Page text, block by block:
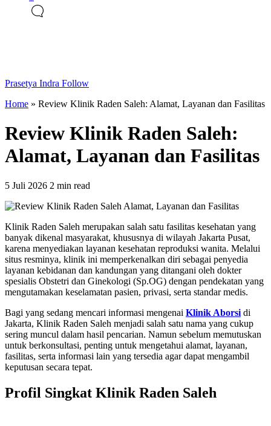
Prasetya Indra Follow
Home » Review Klinik Raden Saleh: Alamat, Layanan dan Fasilitas
Review Klinik Raden Saleh:
Alamat, Layanan dan Fasilitas
5 Juli 2026 2 min read
Klinik Raden Saleh merupakan salah satu fasilitas kesehatan yang
banyak dikenal masyarakat, khususnya di wilayah Jakarta Pusat,
karena menyediakan layanan kesehatan reproduksi wanita. Melalui
situs resminya, klinik ini memperkenalkan diri sebagai penyedia
layanan kebidanan dan kandungan yang ditangani oleh dokter
spesialis Obstetri dan Ginekologi (Sp.OG) dengan pendekatan yang
mengutamakan keselamatan pasien, privasi, serta standar medis.
Bagi yang sedang mencari informasi mengenai Klinik Aborsi di
Jakarta, Klinik Raden Saleh menjadi salah satu nama yang cukup
sering muncul dalam hasil pencarian. Namun sebelum memutuskan
untuk berkonsultasi, penting untuk mengetahui alamat, layanan,
fasilitas, serta informasi lain yang tersedia agar dapat mengambil
keputusan secara tepat.
Profil Singkat Klinik Raden Saleh